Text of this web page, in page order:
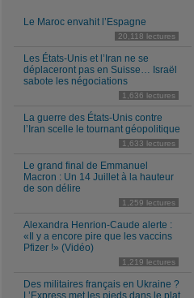
Le Maroc envahit l’Espagne
20,118 lectures
Les États-Unis et l’Iran ne se
déplaceront pas en Suisse… Israël
sabote les négociations
1,636 lectures
La guerre des États-Unis contre
l’Iran scelle le tournant géopolitique
1,633 lectures
Le grand final de Emmanuel
Macron : Un 14 Juillet à la hauteur
de son délire
1,259 lectures
Alexandra Henrion-Caude alerte :
«Il y a encore pire que les vaccins
Pfizer !» (Vidéo)
1,219 lectures
Des militaires français en Ukraine ?
L’Express met les pieds dans le plat